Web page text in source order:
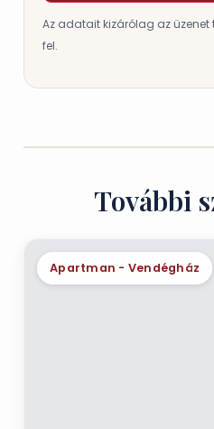
Az adatait kizárólag az
fel.
További
Apartman - Vendégház